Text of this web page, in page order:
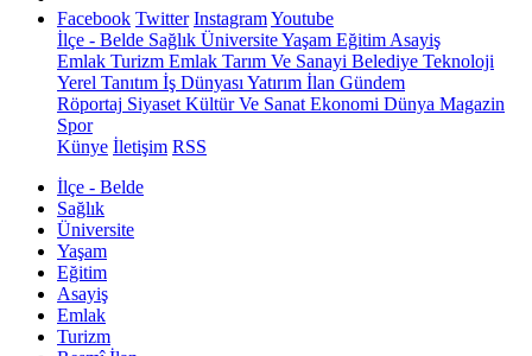
Facebook Twitter InstagramYoutube
İlçe - Belde Sağlık ÜniversiteYaşam Eğitim Asayiş
Emlak Turizm Emlak Tarım Ve Sanayi Belediye Teknoloji
Yerel Tanıtım İş Dünyası Yatırım İlan Gündem
Röportaj Siyaset Kültür Ve Sanat Ekonomi Dünya Magazin
Spor
Künye İletişim RSS
İlçe - Belde
Sağlık
Üniversite
Yaşam
Eğitim
Asayiş
Emlak
Turizm